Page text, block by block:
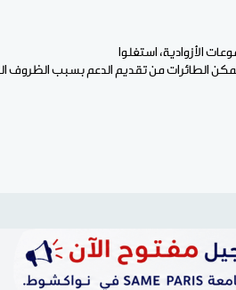
الأزوادية، استغلوا
الطائرات من تقديم الدعم بسبب الظروف